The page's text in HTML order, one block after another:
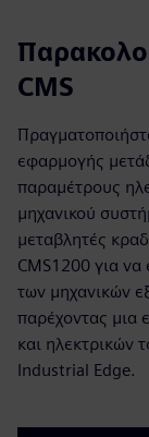
CMS
εφαρμογής
παραμέτρους
μηχανικού
μεταβλητές
CMS1200 για
των μηχανικών
παρέχοντας μια
και ηλεκτρικών
Industrial Edge.